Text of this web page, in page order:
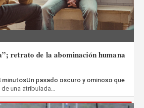
retrato de la abominación humana
pasado oscuro y ominoso que
una atribulada…